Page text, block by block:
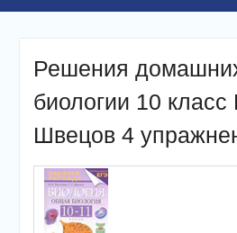
Решения
биологии 10 класс
Швецов 4